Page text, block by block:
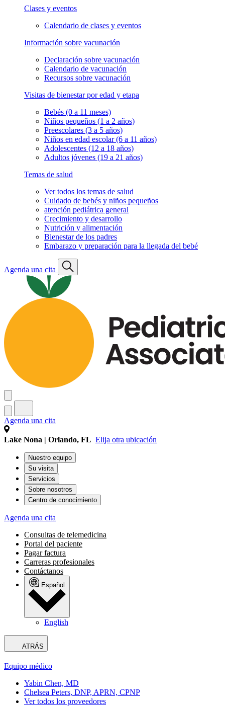
Clases y eventos
Calendario de clases y eventos
Información sobre vacunación
Declaración sobre vacunación
Calendario de vacunación
Recursos sobre vacunación
Visitas de bienestar por edad y etapa
Bebés (0 a 11 meses)
Niños pequeños (1 a 2 años)
Preescolares (3 a 5 años)
Niños en edad escolar (6 a 11 años)
Adolescentes (12 a 18 años)
Adultos jóvenes (19 a 21 años)
Temas de salud
Ver todos los temas de salud
Cuidado de bebés y niños pequeños
atención pediátrica general
Crecimiento y desarrollo
Nutrición y alimentación
Bienestar de los padres
Embarazo y preparación para la llegada del bebé
Agenda una cita
Agenda una cita
Lake Nona | Orlando, FL Elija otra ubicación
Nuestro equipo
Su visita
Servicios
Sobre nosotros
Centro de conocimiento
Agenda una cita
Consultas de telemedicina
Portal del paciente
Pagar factura
Carreras profesionales
Contáctanos
Español
English
ATRÁS
Equipo médico
Yabin Chen, MD
Chelsea Peters, DNP, APRN, CPNP
Ver todos los proveedores